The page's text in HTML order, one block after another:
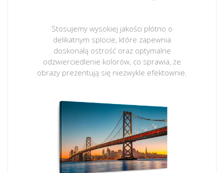
Stosujemy wysokiej jakości płótno o
delikatnym splocie, które zapewnia
doskonałą ostrość oraz optymalne
odzwierciedlenie kolorów, co sprawia, że
obrazy prezentują się niezwykle efektownie.